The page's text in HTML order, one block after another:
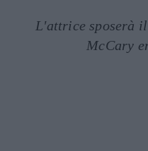
L'attrice sposerà
McCary